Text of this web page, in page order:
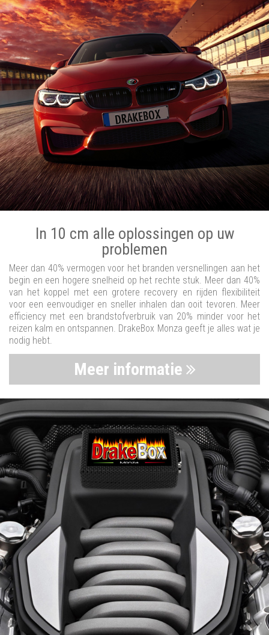
In 10 cm alle oplossingen op uw
problemen
Meer dan 40% vermogen voor het branden versnellingen aan het
begin en een hogere snelheid op het rechte stuk. Meer dan 40%
van het koppel met een grotere recovery en rijden flexibiliteit
voor een eenvoudiger en sneller inhalen dan ooit tevoren. Meer
efficiency met een brandstofverbruik van 20% minder voor het
reizen kalm en ontspannen. DrakeBox Monza geeft je alles wat je
nodig hebt.
Meer informatie